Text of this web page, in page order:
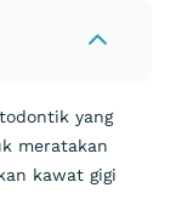
yang
meratakan
kawat gigi